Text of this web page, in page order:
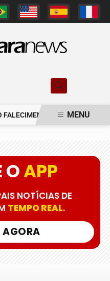
DO SR. MARCELO
MENU
OAPP
NOTÍCIAS DE
TEMPO REAL.
AGORA